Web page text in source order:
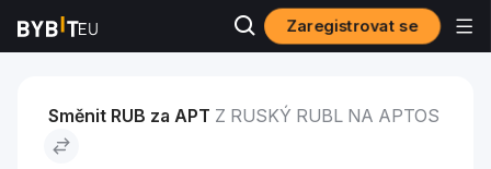
Zaregistrovat se
Trhy Cena Aptos APT Ruský rubl to Aptos
Směnit RUB za APT Z RUSKÝ RUBL NA APTOS